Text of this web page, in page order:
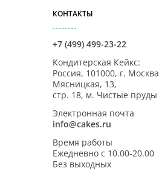
КОНТАКТЫ
+7 (499) 499-23-22
Кондитерская Кейкс:
Россия, 101000, г. Москва
Мясницкая, 13,
стр. 18, м. Чистые пруды
Электронная почта
info@cakes.ru
Время работы
Ежедневно с 10.00-20.00
Без выходных